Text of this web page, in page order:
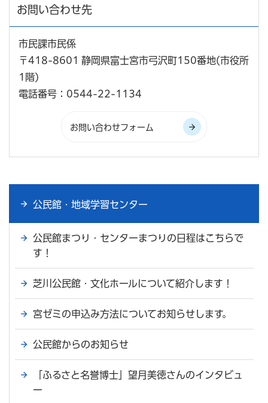
お問い合わせ先
市民課市民係
〒418-8601 静岡県富士宮市弓沢町150番地(市役所
1階)
電話番号：0544-22-1134
公民館・地域学習センター
公民館まつり・センターまつりの日程はこちらで
す！
芝川公民館・文化ホールについて紹介します！
宮ゼミの申込み方法についてお知らせします。
公民館からのお知らせ
「ふるさと名誉博士」望月美徳さんのインタビュ
ー